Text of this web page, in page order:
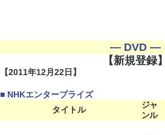
― DVD ―
【新規登録】
【2011年12月22日】
■ NHKエンタープライズ
タイトル
ジャ
ンル